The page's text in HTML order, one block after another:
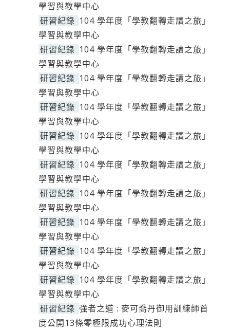
學習與教學中心
研習紀錄 104 學年度「學教翻轉走讀之旅」
學習與教學中心
研習紀錄 104 學年度「學教翻轉走讀之旅」
學習與教學中心
研習紀錄 104 學年度「學教翻轉走讀之旅」
學習與教學中心
研習紀錄 104 學年度「學教翻轉走讀之旅」
學習與教學中心
研習紀錄 104 學年度「學教翻轉走讀之旅」
學習與教學中心
研習紀錄 104 學年度「學教翻轉走讀之旅」
學習與教學中心
研習紀錄 104 學年度「學教翻轉走讀之旅」
學習與教學中心
研習紀錄 104 學年度「學教翻轉走讀之旅」
學習與教學中心
研習紀錄 104 學年度「學教翻轉走讀之旅」
學習與教學中心
研習紀錄 104 學年度「學教翻轉走讀之旅」
學習與教學中心
研習紀錄 強者之道 : 麥可喬丹御用訓練師首
度公開13條零極限成功心理法則